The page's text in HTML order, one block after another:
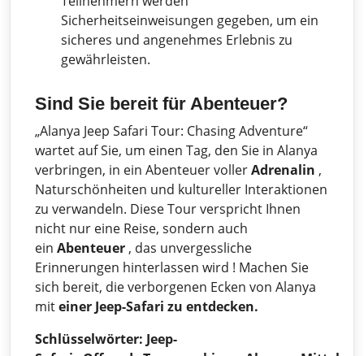
Sicherheitseinweisungen gegeben, um ein
sicheres und angenehmes Erlebnis zu
gewährleisten.
Sind Sie bereit für Abenteuer?
„Alanya Jeep Safari Tour: Chasing Adventure“
wartet auf Sie, um einen Tag, den Sie in Alanya
verbringen, in ein Abenteuer vollerAdrenalin ,
Naturschönheiten und kultureller Interaktionen
zu verwandeln. Diese Tour verspricht Ihnen
nicht nur eine Reise, sondern auch
ein Abenteuer , das unvergessliche
Erinnerungen hinterlassen wird ! Machen Sie
sich bereit, die verborgenen Ecken von Alanya
miteiner Jeep-Safari zu entdecken.
Schlüsselwörter: Jeep-